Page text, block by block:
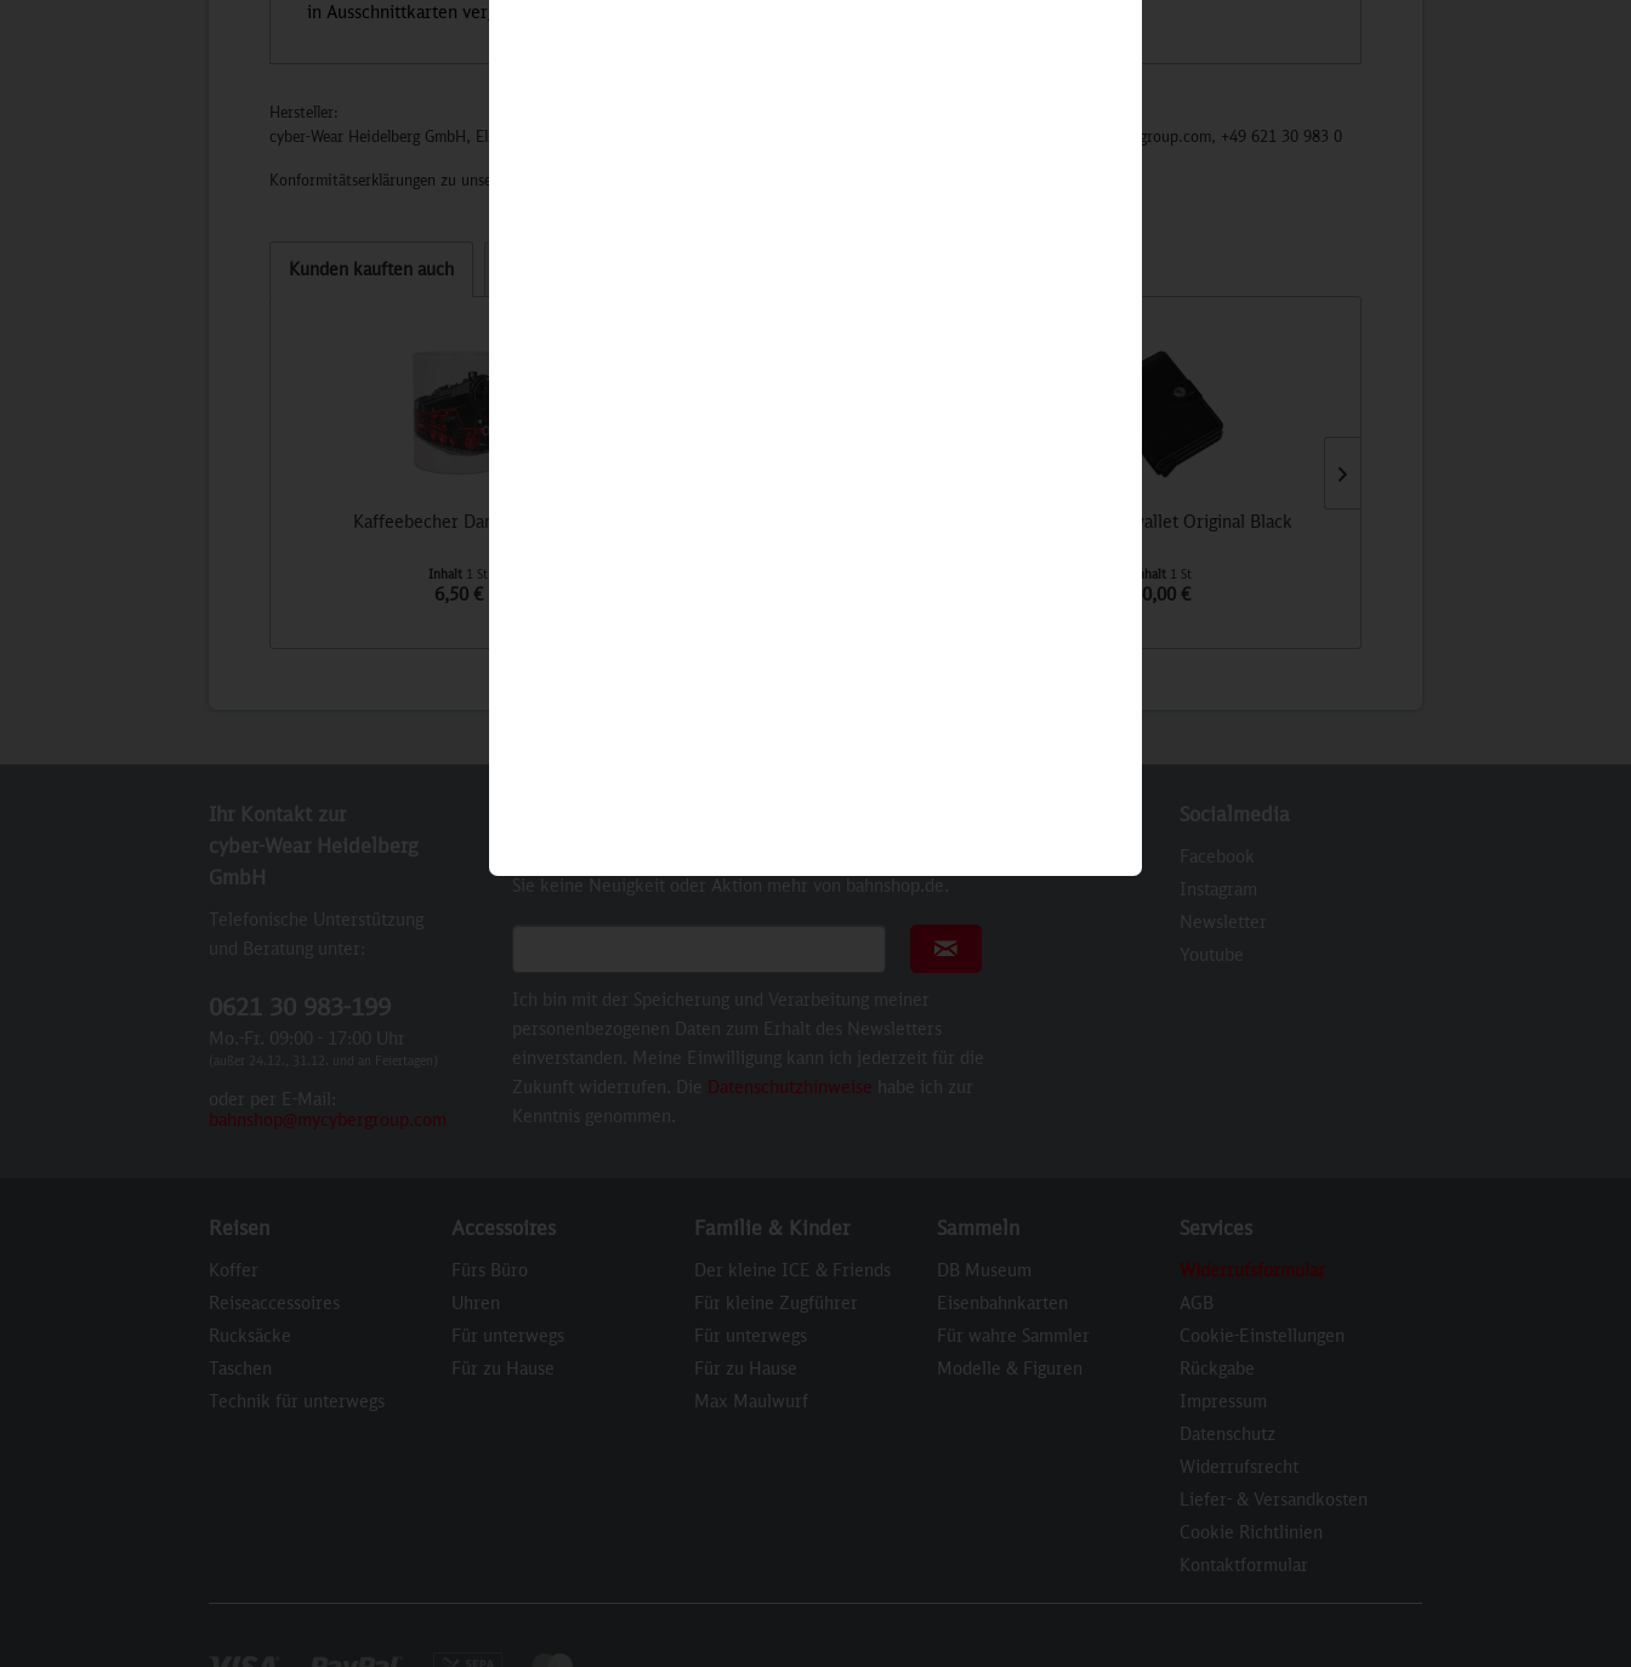
in Ausschnittkarten vergrößert dargestellt.
Hersteller:
cyber-Wear Heidelberg GmbH, Elsa-Brändström-Str. 4, 68229 Mannheim, Deutschland, Info@mycybergroup.com, https://mycybergroup.com, +49 621 30 983 0
Konformitätserklärungen zu unseren Produkten finden Sie
Kunden kauften auch
Kaffeebecher Dampflok 01
Inhalt 1 St
6,50 €
SECRID Miniwallet Original Black
Inhalt 1 St
60,00 €
Ihr Kontakt zur
cyber-Wear Heidelberg
GmbH
Telefonische Unterstützung
und Beratung unter:
0621 30 983-199
Mo.-Fr. 09:00 - 17:00 Uhr
(außer 24.12., 31.12. und an Feiertagen)
oder per E-Mail:
bahnshop@mycybergroup.com
Sie keine Neuigkeit oder Aktion mehr von bahnshop.de.
Newsletter abonnieren
Ich bin mit der Speicherung und Verarbeitung meiner
personenbezogenen Daten zum Erhalt des Newsletters
einverstanden. Meine Einwilligung kann ich jederzeit für die
Zukunft widerrufen. Die Datenschutzhinweise habe ich zur
Kenntnis genommen.
Socialmedia
Facebook
Instagram
Newsletter
Youtube
Reisen
Koffer
Reiseaccessoires
Rucksäcke
Taschen
Technik für unterwegs
Accessoires
Fürs Büro
Uhren
Für unterwegs
Für zu Hause
Familie & Kinder
Der kleine ICE & Friends
Für kleine Zugführer
Für unterwegs
Für zu Hause
Max Maulwurf
Sammeln
DB Museum
Eisenbahnkarten
Für wahre Sammler
Modelle & Figuren
Services
Widerrufsformular
AGB
Cookie-Einstellungen
Rückgabe
Impressum
Datenschutz
Widerrufsrecht
Liefer- & Versandkosten
Cookie Richtlinien
Kontaktformular